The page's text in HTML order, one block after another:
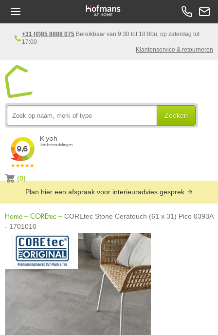
+31 (0)85 8888 075 Bereikbaar van 9:30 tot 18:00u, op zaterdag tot
17:00
Klantenservice & retourneren
Zoeken
(0)
Plan hier een afspraak voor interieuradvies gesprek
Home COREtec
COREtec Stone Ceratouch (61 x 31) Pico 0393A
- 1701010